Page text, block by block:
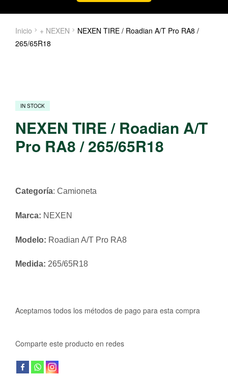
Inicio + NEXEN
NEXEN TIRE / Roadian A/T Pro RA8 /
265/65R18
IN STOCK
NEXEN TIRE / Roadian A/T
Pro RA8 / 265/65R18
Categoría: Camioneta
Marca: NEXEN
Modelo: Roadian A/T Pro RA8
Medida: 265/65R18
Aceptamos todos los métodos de pago para esta compra
Comparte este producto en redes